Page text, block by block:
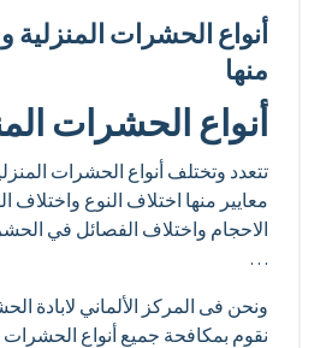
أنواع الحشرات
منها
أنواع الحشرات
تتعدد وتختلف أنواع الحشرات
معايير منها اختلاف النوع واختلاف
الاحجام واختلاف الفصائل في
…
ونحن فى المركز الألماني لابادة
نقوم بمكافحة جميع أنواع الحشرات